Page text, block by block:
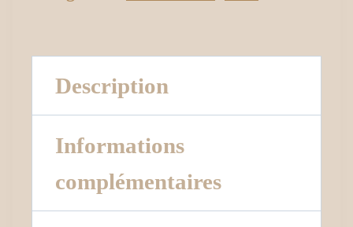
Description
Informations
complémentaires